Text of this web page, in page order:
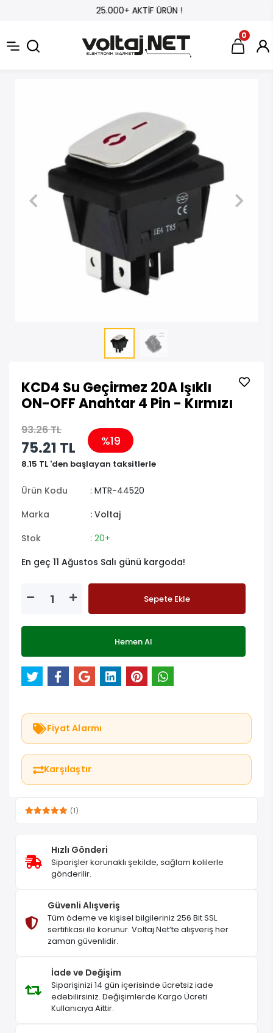
25.000+ AKTİF ÜRÜN !
0
KCD4 Su Geçirmez 20A Işıklı
ON-OFF Anahtar 4 Pin - Kırmızı
93.26 TL
75.21 TL %19
8.15 TL 'den başlayan taksitlerle
Ürün Kodu
: MTR-44520
Marka
: Voltaj
Stok
: 20+
En geç 11 Ağustos Salı günü kargoda!
Sepete Ekle
Hemen Al
Fiyat Alarmı
Karşılaştır
(1)
Hızlı Gönderi
Siparişler korunaklı şekilde, sağlam kolilerle
gönderilir.
Güvenli Alışveriş
Tüm ödeme ve kişisel bilgileriniz 256 Bit SSL
sertifikası ile korunur. Voltaj.Net’te alışveriş her
zaman güvenlidir.
İade ve Değişim
Siparişinizi 14 gün içerisinde ücretsiz iade
edebilirsiniz. Değişimlerde Kargo Ücreti
Kullanıcıya Aittir.